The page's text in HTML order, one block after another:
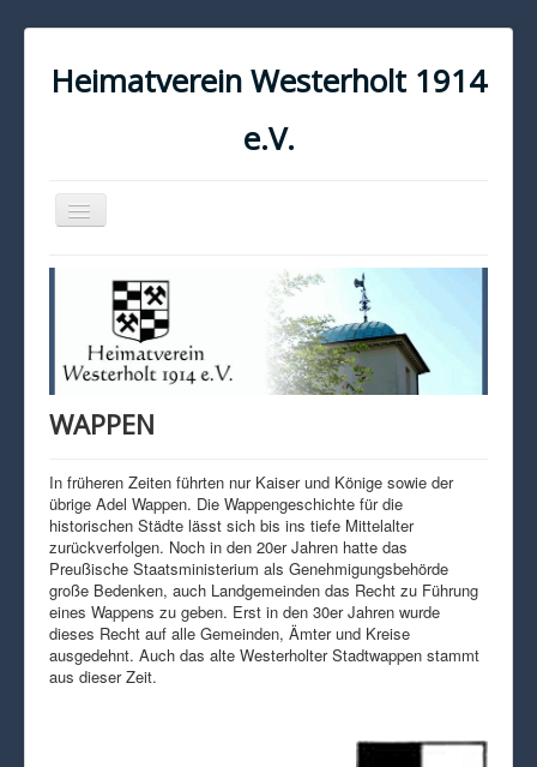
Heimatverein Westerholt 1914
e.V.
Navigation
an/aus
KONTAKT
IMPRESSUM
DATENSCHUTZ
WAPPEN
In früheren Zeiten führten nur Kaiser und Könige sowie der
übrige Adel Wappen. Die Wappengeschichte für die
historischen Städte lässt sich bis ins tiefe Mittelalter
zurückverfolgen. Noch in den 20er Jahren hatte das
Preußische Staatsministerium als Genehmigungsbehörde
große Bedenken, auch Landgemeinden das Recht zu Führung
eines Wappens zu geben. Erst in den 30er Jahren wurde
dieses Recht auf alle Gemeinden, Ämter und Kreise
ausgedehnt. Auch das alte Westerholter Stadtwappen stammt
aus dieser Zeit.